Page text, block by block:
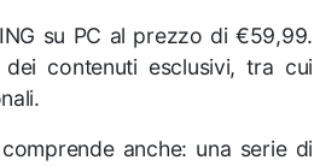
su PC al prezzo di €59,99.
contenuti esclusivi, tra cui
anche: una serie di